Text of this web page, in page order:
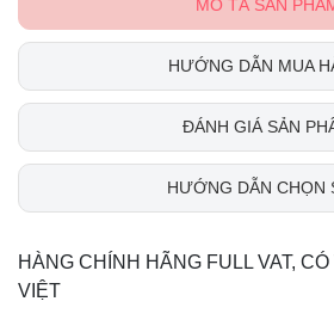
MÔ TẢ SẢN
HƯỚNG DẪN MUA
ĐÁNH GIÁ SẢN
HƯỚNG DẪN CHỌN
HÀNG CHÍNH HÃNG FULL VAT,
VIỆT